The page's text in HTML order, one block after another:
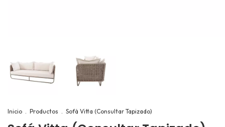
Inicio . Productos . Sofá Vitta (Consultar Tapizado)